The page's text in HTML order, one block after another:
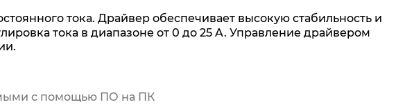
тока. Драйвер обеспечивает высокую стабильность и
тока в диапазоне от 0 до 25 A. Управление драйвером
с помощью ПО на ПК